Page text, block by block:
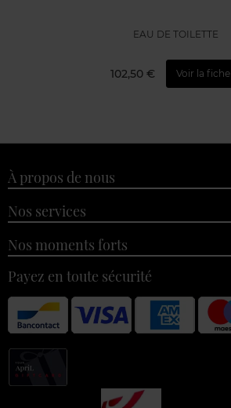
EAU DE TOILETTE
102,50 € Voir la fiche
À propos de nous
Nos services
Nos moments forts
Payez en toute sécurité